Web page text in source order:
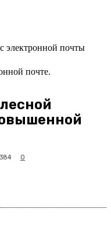
электронной почты
почте.
384 0